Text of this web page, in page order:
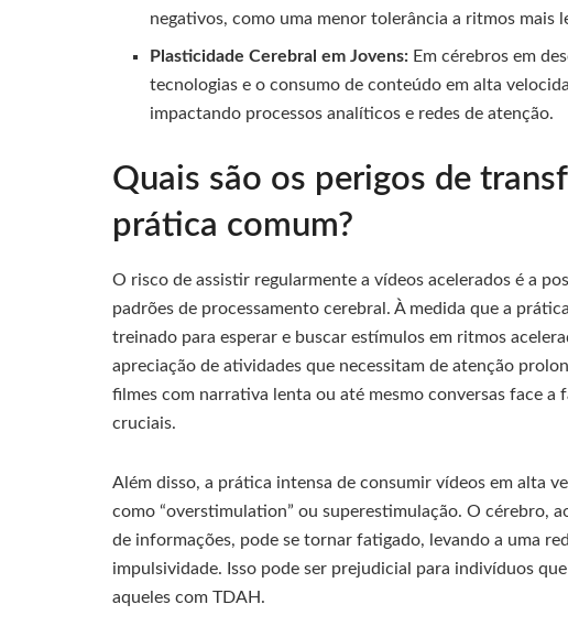
negativos, como uma menor tolerância a ritmos mais
Plasticidade Cerebral em Jovens: Em cérebros em
tecnologias e o consumo de conteúdo em alta
impactando processos analíticos e redes de atenção.
Quais são os perigos de
prática comum?
O risco de assistir regularmente a vídeos acelerados é a
padrões de processamento cerebral. À medida que a
treinado para esperar e buscar estímulos em ritmos
apreciação de atividades que necessitam de atenção
filmes com narrativa lenta ou até mesmo conversas face a
cruciais.
Além disso, a prática intensa de consumir vídeos em alta
como “overstimulation” ou superestimulação. O cérebro,
de informações, pode se tornar fatigado, levando a uma
impulsividade. Isso pode ser prejudicial para indivíduos
aqueles com TDAH.